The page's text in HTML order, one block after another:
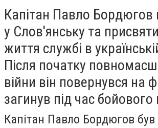
Капітан Павло Бордюгов
у Слов'янську та
життя службі в
Після початку
війни він повернувся на
загинув під час бойового
Капітан Павло Бордюгов